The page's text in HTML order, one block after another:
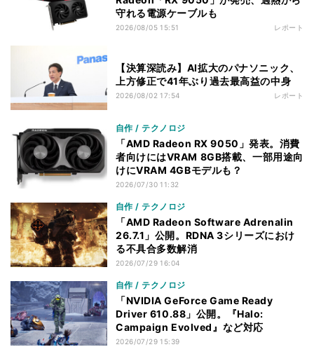
守れる電源ケーブルも
2026/08/05 15:51 レポート
【決算深読み】AI拡大のパナソニック、
上方修正で41年ぶり過去最高益の中身
2026/08/02 17:54 レポート
自作 / テクノロジ
「AMD Radeon RX 9050」発表。消費
者向けにはVRAM 8GB搭載、一部用途向
けにVRAM 4GBモデルも？
2026/07/30 11:32
自作 / テクノロジ
「AMD Radeon Software Adrenalin
26.7.1」公開。RDNA 3シリーズにおけ
る不具合多数解消
2026/07/29 16:04
自作 / テクノロジ
「NVIDIA GeForce Game Ready
Driver 610.88」公開。『Halo:
Campaign Evolved』など対応
2026/07/29 15:39